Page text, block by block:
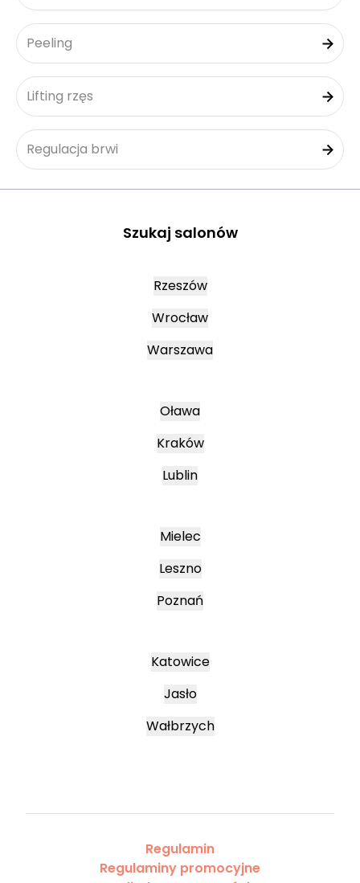
Peeling
Lifting rzęs
Regulacja brwi
Szukaj salonów
Rzeszów
Wrocław
Warszawa
Oława
Kraków
Lublin
Mielec
Leszno
Poznań
Katowice
Jasło
Wałbrzych
Regulamin
Regulaminy promocyjne